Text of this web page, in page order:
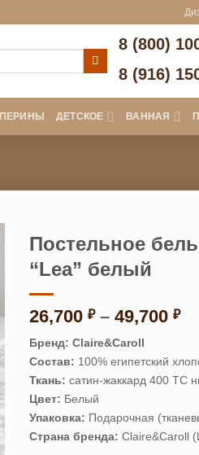
8 (800)
8 (916)
ПЕРИНЫ ДЕТСКОЕ ВАННАЯ
Постельное
“Lea” белый
26,700 ₽ – 49,700 ₽
–
Бренд: Claire&Caroll
Состав: 100% египетский
Ткань: сатин-жаккард 400 ТС
Цвет: Белый
Упаковка: Подарочная
Страна бренда: Claire&Caroll